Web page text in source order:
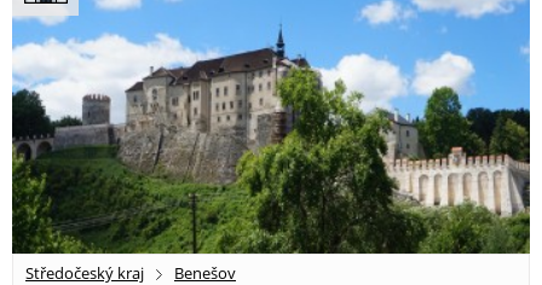
Středočeský kraj Benešov